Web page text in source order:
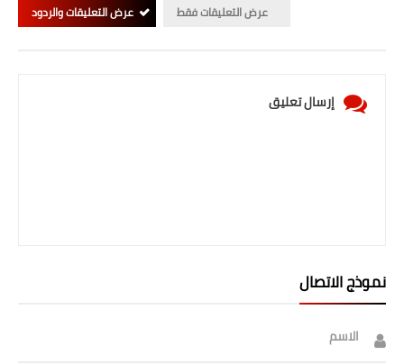
عرض التعليقات فقط
عرض التعليقات والردود
إرسال تعليق
نموذج الاتصال
الاسم